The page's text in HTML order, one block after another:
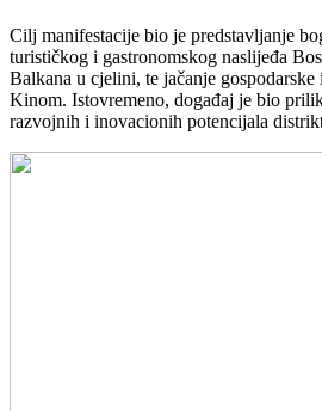
Cilj manifestacije bio je predstavljanje
turističkog i gastronomskog naslijeđa
Balkana u cjelini, te jačanje gospodarske
Kinom. Istovremeno, događaj je bio
razvojnih i inovacionih potencijala